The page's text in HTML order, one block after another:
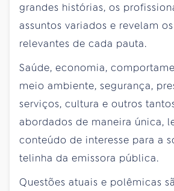
grandes histórias, os
assuntos variados e revelam
relevantes de cada pauta.
Saúde, economia,
meio ambiente, segurança,
serviços, cultura e outros
abordados de maneira única,
conteúdo de interesse para a
telinha da emissora pública.
Questões atuais e polêmicas